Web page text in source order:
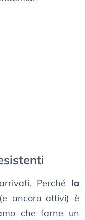
Perché la
(e ancora attivi) è
che farne un